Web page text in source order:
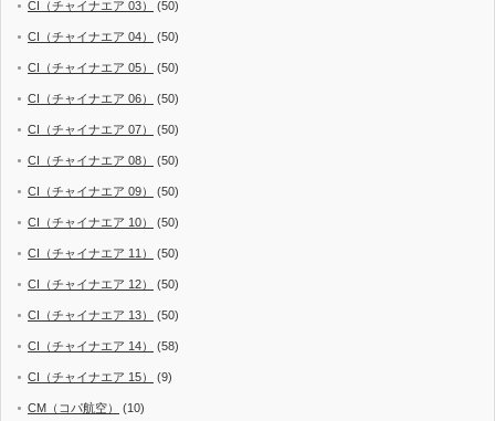
CI（チャイナエア 03） (50)
CI（チャイナエア 04） (50)
CI（チャイナエア 05） (50)
CI（チャイナエア 06） (50)
CI（チャイナエア 07） (50)
CI（チャイナエア 08） (50)
CI（チャイナエア 09） (50)
CI（チャイナエア 10） (50)
CI（チャイナエア 11） (50)
CI（チャイナエア 12） (50)
CI（チャイナエア 13） (50)
CI（チャイナエア 14） (58)
CI（チャイナエア 15） (9)
CM（コパ航空） (10)